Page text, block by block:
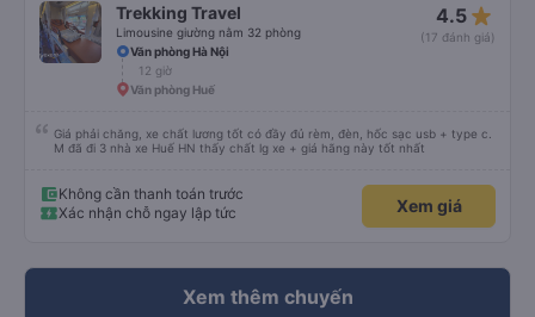
Trekking Travel
Limousine giường nằm 32 phòng
4.5 star_rate
(17 đánh giá)
Văn phòng Hà Nội
12 giờ
Văn phòng Huế
Giá phải chăng, xe chất lương tốt có đầy đủ rèm, đèn, hốc sạc usb + type c.
M đã đi 3 nhà xe Huế HN thấy chất lg xe + giá hãng này tốt nhất
Không cần thanh toán trước
Xác nhận chỗ ngay lập tức
Xem giá
Xem thêm chuyến